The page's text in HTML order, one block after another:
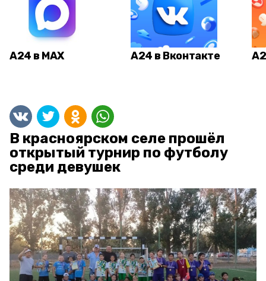
А24 в MAX А24 в Вконтакте
В красноярском селе прошёл
открытый турнир по футболу
среди девушек